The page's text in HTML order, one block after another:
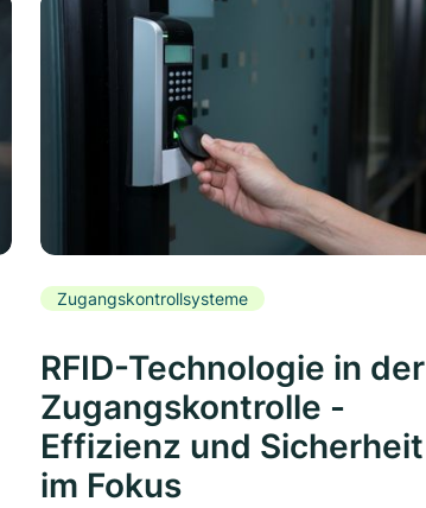
Zugangskontrollsysteme
RFID-Technologie in der
Zugangskontrolle -
Effizienz und Sicherheit
im Fokus